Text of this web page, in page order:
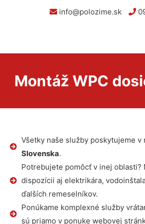
info@polozime.sk
Montáž WPC
Všetky naše služby poskytujeme v
Slovenska.
Potrebujete pomôcť v inej oblasti?
dispozícii aj elektrikára,
ďalších remeselníkov.
Ponúkame komplexné služby
sú priamo v ponuke webovej